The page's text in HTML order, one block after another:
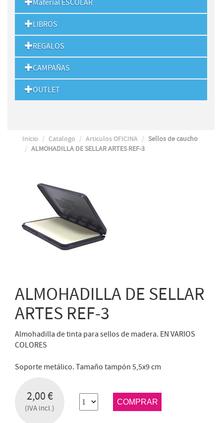
Material ESCOLAR
LIBROS
REGALOS
CAMPAÑAS
OUTLET
Inicio Catalogo Articulos OFICINA
Sellos de caucho
ALMOHADILLA DE SELLAR ARTES REF-3
ALMOHADILLA DE SELLAR
ARTES REF-3
Almohadilla de tinta para sellos de madera. EN VARIOS
COLORES
Soporte metálico. Tamaño tampón 5,5x9 cm
2,00 €
(IVA incl.)
COMPRAR